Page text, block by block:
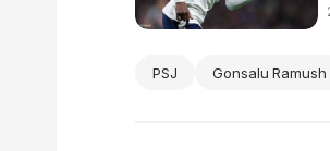
PSJ Gonsalu Ramush